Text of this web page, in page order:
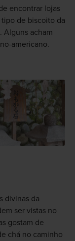
encontrar lojas
de biscoito da
Alguns acham
americano.
divinas da
ser vistas no
gostam de
chá no caminho